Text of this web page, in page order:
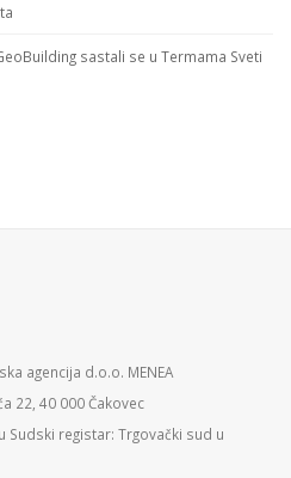
sastali se u Termama Sveti
agencija d.o.o. MENEA
22, 40 000 Čakovec
Sudski registar: Trgovački sud u